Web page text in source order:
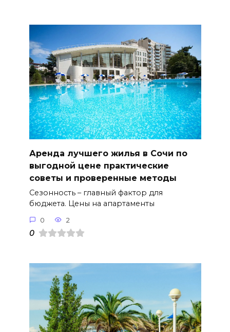
Аренда лучшего жилья в Сочи по
выгодной цене практические
советы и проверенные методы
Сезонность – главный фактор для
бюджета. Цены на апартаменты
0 2
0